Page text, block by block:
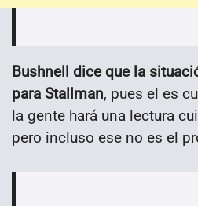
Bushnell dice que la
para Stallman, pues el es
la gente hará una lectura
pero incluso ese no es el